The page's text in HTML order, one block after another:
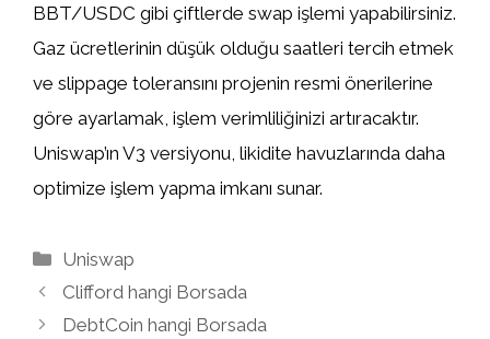
BBT/USDC gibi çiftlerde swap işlemi yapabilirsiniz.
Gaz ücretlerinin düşük olduğu saatleri tercih etmek
ve slippage toleransını projenin resmi önerilerine
göre ayarlamak, işlem verimliliğinizi artıracaktır.
Uniswap’ın V3 versiyonu, likidite havuzlarında daha
optimize işlem yapma imkanı sunar.
Kategoriler
Uniswap
Clifford hangi Borsada
DebtCoin hangi Borsada